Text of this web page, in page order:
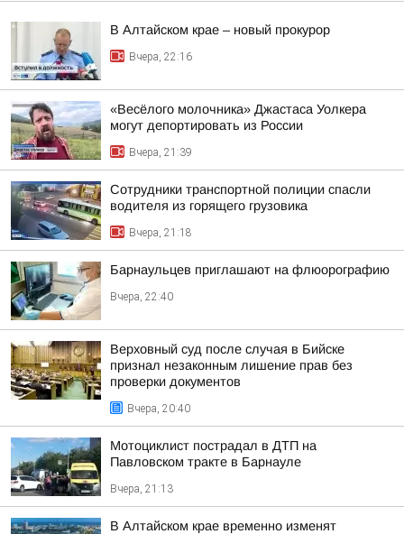
В Алтайском крае – новый прокурор
Вчера, 22:16
«Весёлого молочника» Джастаса Уолкера
могут депортировать из России
Вчера, 21:39
Сотрудники транспортной полиции спасли
водителя из горящего грузовика
Вчера, 21:18
Барнаульцев приглашают на флюорографию
Вчера, 22:40
Верховный суд после случая в Бийске
признал незаконным лишение прав без
проверки документов
Вчера, 20:40
Мотоциклист пострадал в ДТП на
Павловском тракте в Барнауле
Вчера, 21:13
В Алтайском крае временно изменят